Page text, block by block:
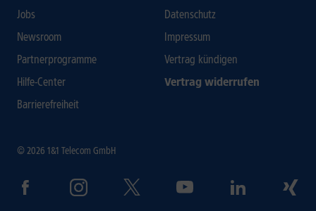
Jobs
Newsroom
Partnerprogramme
Hilfe-Center
Barrierefreiheit
Datenschutz
Impressum
Vertrag kündigen
Vertrag widerrufen
© 2026 1&1 Telecom GmbH